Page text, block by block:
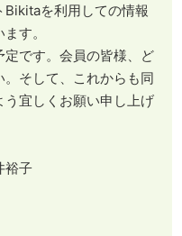
Bikitaを利用しての情報
す。
です。会員の皆様、ど
そして、これからも同
宜しくお願い申し上げ
子